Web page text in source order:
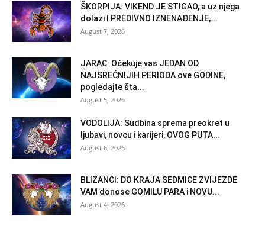
ŠKORPIJA: VIKEND JE STIGAO, a uz njega
dolazi I PREDIVNO IZNENAĐENJE,...
August 7, 2026
JARAC: Očekuje vas JEDAN OD
NAJSREĆNIJIH PERIODA ove GODINE,
pogledajte šta...
August 5, 2026
VODOLIJA: Sudbina sprema preokret u
ljubavi, novcu i karijeri, OVOG PUTA...
August 6, 2026
BLIZANCI: DO KRAJA SEDMICE ZVIJEZDE
VAM donose GOMILU PARA i NOVU...
August 4, 2026